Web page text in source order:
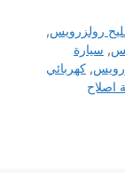
رولزرويس,
, سيارة
, كهربائي
اصلاح